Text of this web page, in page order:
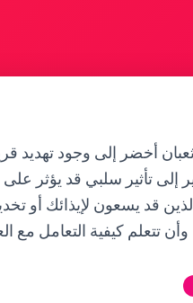
أخضر إلى وجود تهديد
إلى تأثير سلبي قد يؤثر
قد يسعون لإيذائك أو
تتعلم كيفية التعامل مع